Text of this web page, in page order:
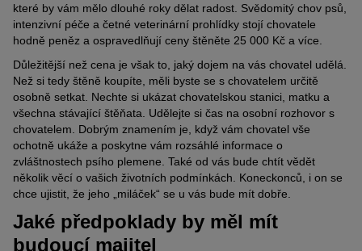
které by vám mělo dlouhé roky dělat radost. Svědomitý chov psů,
intenzivní péče a četné veterinární prohlídky stojí chovatele
hodně peněz a ospravedlňují ceny štěněte 25 000 Kč a více.
Důležitější než cena je však to, jaký dojem na vás chovatel udělá.
Než si tedy štěně koupíte, měli byste se s chovatelem určitě
osobně setkat. Nechte si ukázat chovatelskou stanici, matku a
všechna stávající štěňata. Udělejte si čas na osobní rozhovor s
chovatelem. Dobrým znamením je, když vám chovatel vše
ochotně ukáže a poskytne vám rozsáhlé informace o
zvláštnostech psího plemene. Také od vás bude chtít vědět
několik věcí o vašich životních podmínkách. Koneckonců, i on se
chce ujistit, že jeho „miláček“ se u vás bude mít dobře.
Jaké předpoklady by měl mít
budoucí majitel